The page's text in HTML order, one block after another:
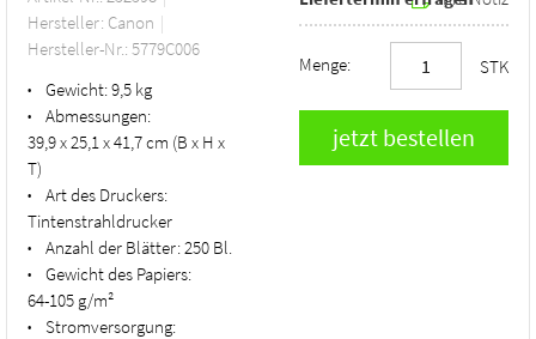
Hersteller: Canon
Hersteller-Nr.: 5779C006
• Gewicht:9,5 kg
•
Abmessungen:
39,9 x 25,1 x 41,7 cm (B x H x
T)
•
Art des Druckers:
Tintenstrahldrucker
• Anzahl der Blätter:250 Bl.
•
Gewicht des Papiers:
64-105 g/m²
•
Stromversorgung:
Menge: STK